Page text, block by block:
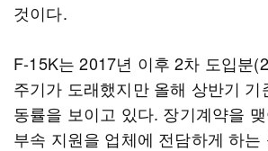
것이다.
F-15K는 2017년 이후 2차 도입분
주기가 도래했지만 올해 상반기
동률을 보이고 있다. 장기계약을
부속 지원을 업체에 전담하게 하는